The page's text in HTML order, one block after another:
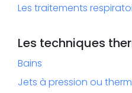
Les traitements
Les techniques
Bains
Jets à pression ou